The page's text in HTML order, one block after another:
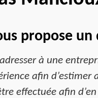
propose
à une
afin
effectuée afin